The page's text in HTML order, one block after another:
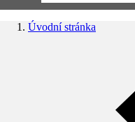
Úvodní stránka